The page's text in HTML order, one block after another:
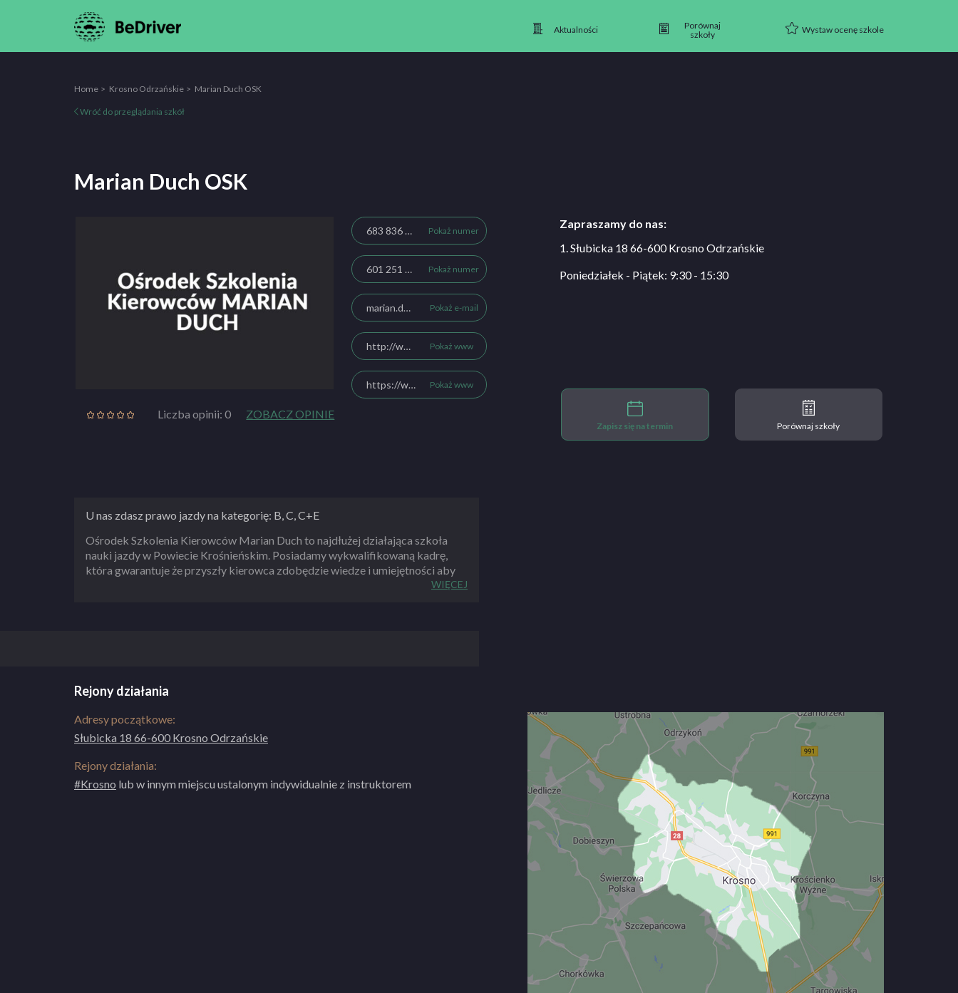
Aktualności
Porównaj
szkoły
Wystaw ocenę szkole
Home Krosno Odrzańskie Marian Duch OSK
Wróć do przeglądania szkół
Marian Duch OSK
Liczba opinii: 0 ZOBACZ OPINIE
683 836 991 Pokaż numer
601 251 914 Pokaż numer
marian.duch@wp.pl Pokaż e-mail
http://www.nauka-jazdy-duch.pl/ Pokaż www
https://www.facebook.com/O%C5%9Brodek-Szkolenia-Kierowc%C3%B3w-Marian-Duch-1693921727580892/ Pokaż www
Zapraszamy do nas:
1. Słubicka 18 66-600 Krosno Odrzańskie
Poniedziałek - Piątek: 9:30 - 15:30
Zapisz się na termin Porównaj szkoły
U nas zdasz prawo jazdy na kategorię: B, C, C+E
Ośrodek Szkolenia Kierowców Marian Duch to najdłużej działająca szkoła
nauki jazdy w Powiecie Krośnieńskim. Posiadamy wykwalifikowaną kadrę,
która gwarantuje że przyszły kierowca zdobędzie wiedze i umiejętności aby
WIĘCEJ
Rejony działania
Adresy początkowe:
Słubicka 18 66-600 Krosno Odrzańskie
Rejony działania:
#Krosno lub w innym miejscu ustalonym indywidualnie z instruktorem